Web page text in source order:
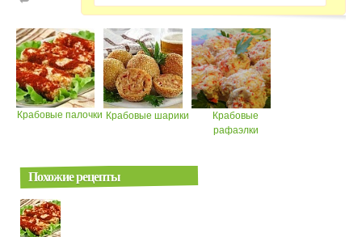
Крабовые палочки Крабовые шарики
Крабовые
рафаэлки
Похожие рецепты